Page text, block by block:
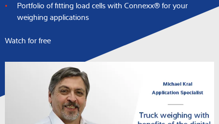
Portfolio of fitting load cells with Connexx® for your
weighing applications
Watch for free